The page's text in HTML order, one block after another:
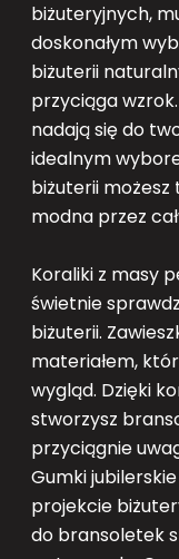
biżuteryjnych,
doskonałym
biżuterii
przyciąga
nadają się do
idealnym
biżuterii
modna przez
Koraliki z masy
świetnie
biżuterii.
materiałem,
wygląd. Dzięki
stworzysz
przyciągnie
Gumki
projekcie
do bransoletek